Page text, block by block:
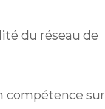
du réseau de
compétence sur